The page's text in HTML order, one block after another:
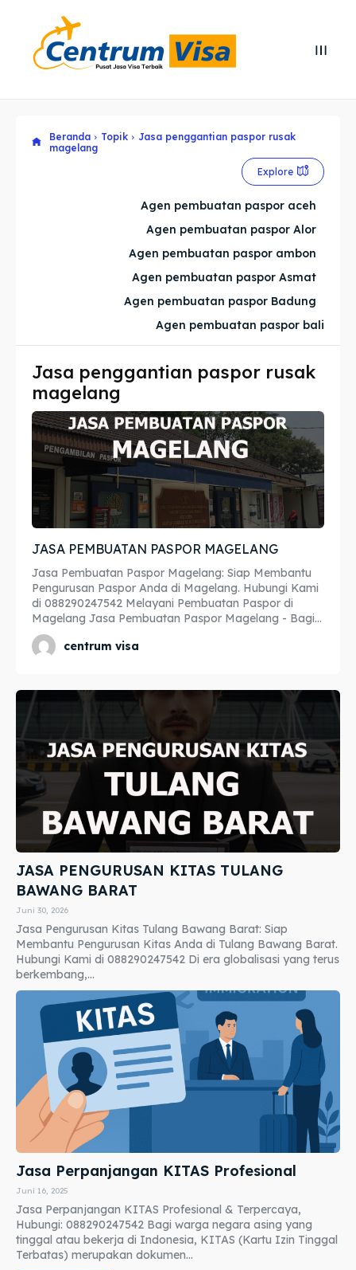
Explore our destinations
Imta
Legalisir
Apostille
Penerjemah
Asuransi
Cari
Explore our destinations
Imta
Legalisir
Apostille
Penerjemah
Asuransi
Cari
Beranda Topik
Jasa penggantian paspor rusak
magelang
Explore
Agen pembuatan paspor aceh
Agen pembuatan paspor Alor
Agen pembuatan paspor ambon
Agen pembuatan paspor Asmat
Agen pembuatan paspor Badung
Agen pembuatan paspor bali
Jasa penggantian paspor rusak
magelang
JASA PEMBUATAN PASPOR MAGELANG
Jasa Pembuatan Paspor Magelang: Siap Membantu
Pengurusan Paspor Anda di Magelang. Hubungi Kami
di 088290247542 Melayani Pembuatan Paspor di
Magelang Jasa Pembuatan Paspor Magelang - Bagi...
centrum visa
JASA PENGURUSAN KITAS TULANG
BAWANG BARAT
Juni 30, 2026
Jasa Pengurusan Kitas Tulang Bawang Barat: Siap
Membantu Pengurusan Kitas Anda di Tulang Bawang Barat.
Hubungi Kami di 088290247542 Di era globalisasi yang terus
berkembang,...
Jasa Perpanjangan KITAS Profesional
Juni 16, 2025
Jasa Perpanjangan KITAS Profesional & Terpercaya,
Hubungi: 088290247542 Bagi warga negara asing yang
tinggal atau bekerja di Indonesia, KITAS (Kartu Izin Tinggal
Terbatas) merupakan dokumen...